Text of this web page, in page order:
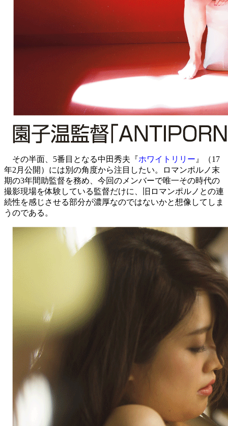
その半面、5番目となる中田秀夫『ホワイトリリー 』（17
年2月公開）には別の角度から注目したい。ロマンポルノ末
期の3年間助監督を務め、今回のメンバーで唯一その時代の
撮影現場を体験している監督だけに、旧ロマンポルノとの連
続性を感じさせる部分が濃厚なのではないかと想像してしま
うのである。